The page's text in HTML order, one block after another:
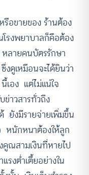
รือขายของ ร้านต้อง
รงพยาบาลก็คือต้อง
ลายคนบัตรรักษา
งดูเหมือนจะได้ยินว่า
เอง แต่ไม่แน่ใจ
ข่าวสารทั่วถึง
ยังมีรายจ่ายเพิ่มขึ้น
หนักหนาต้องให้ลูก
ณสามเงินที่หายไป
รงต่ำเตี้ยอย่างใน